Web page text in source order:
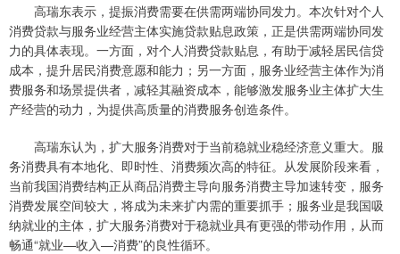
高瑞东表示，提振消费需要在供需两端协同发力。本次针对个人
消费贷款与服务业经营主体实施贷款贴息政策，正是供需两端协同发
力的具体表现。一方面，对个人消费贷款贴息，有助于减轻居民信贷
成本，提升居民消费意愿和能力；另一方面，服务业经营主体作为消
费服务和场景提供者，减轻其融资成本，能够激发服务业主体扩大生
产经营的动力，为提供高质量的消费服务创造条件。
高瑞东认为，扩大服务消费对于当前稳就业稳经济意义重大。服
务消费具有本地化、即时性、消费频次高的特征。从发展阶段来看，
当前我国消费结构正从商品消费主导向服务消费主导加速转变，服务
消费发展空间较大，将成为未来扩内需的重要抓手；服务业是我国吸
纳就业的主体，扩大服务消费对于稳就业具有更强的带动作用，从而
畅通“就业—收入—消费”的良性循环。